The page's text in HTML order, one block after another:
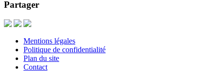
Partager
Mentions légales
Politique de confidentialité
Plan du site
Contact